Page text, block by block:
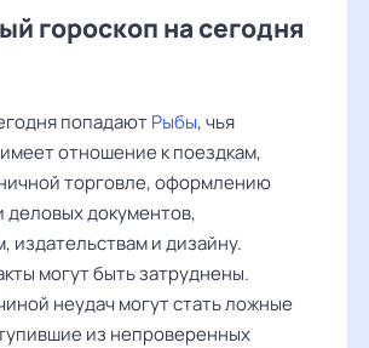
гороскоп на сегодня
попадаютРыбы, чья
отношение к поездкам,
торговле, оформлению
деловых документов,
издательствам и дизайну.
могут быть затруднены.
неудач могут стать ложные
из непроверенных